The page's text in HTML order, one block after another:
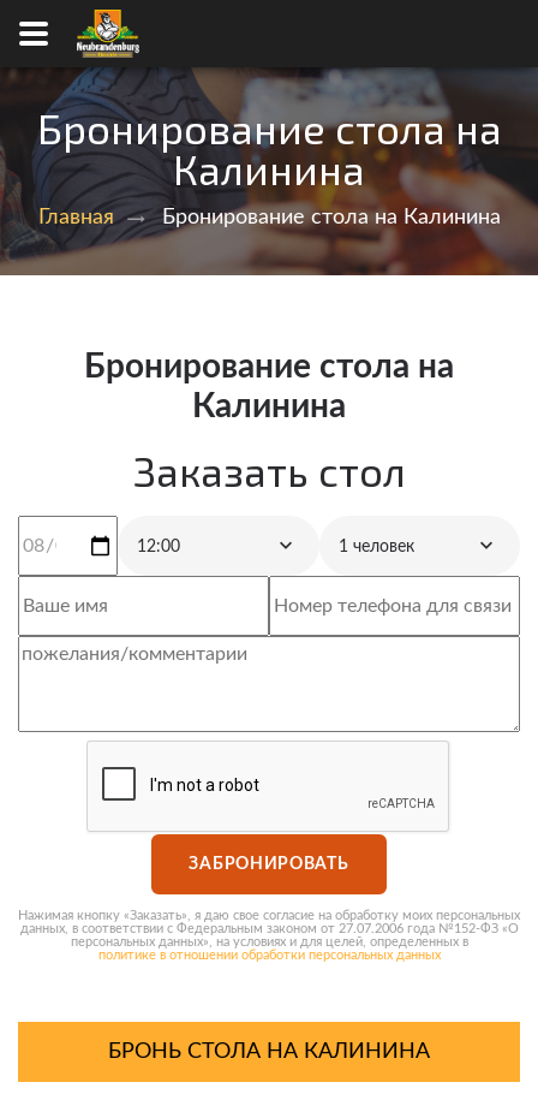
Бронирование стола на
Калинина
Главная Бронирование стола на Калинина
Бронирование стола на
Калинина
Заказать стол
12:00 1 человек
ЗАБРОНИРОВАТЬ
Нажимая кнопку «Заказать», я даю свое согласие на обработку моих персональных
данных, в соответствии с Федеральным законом от 27.07.2006 года №152-ФЗ «О
персональных данных», на условиях и для целей, определенных в
политике в отношении обработки персональных данных
БРОНЬ СТОЛА НА КАЛИНИНА